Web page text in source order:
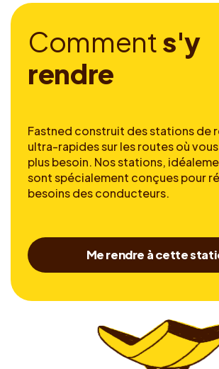
Comment s'y
rendre
Fastned construit des stations de
ultra-rapides sur les routes où
plus besoin. Nos stations,
sont spécialement conçues pour
besoins des conducteurs.
Me rendre à cette